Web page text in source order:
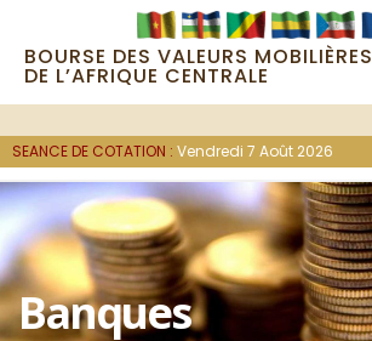
BOURSE DES VALEURS MOBILIÈRES
DE L’AFRIQUE CENTRALE
SEANCE DE COTATION : Vendredi 7 Août 2026
Banques